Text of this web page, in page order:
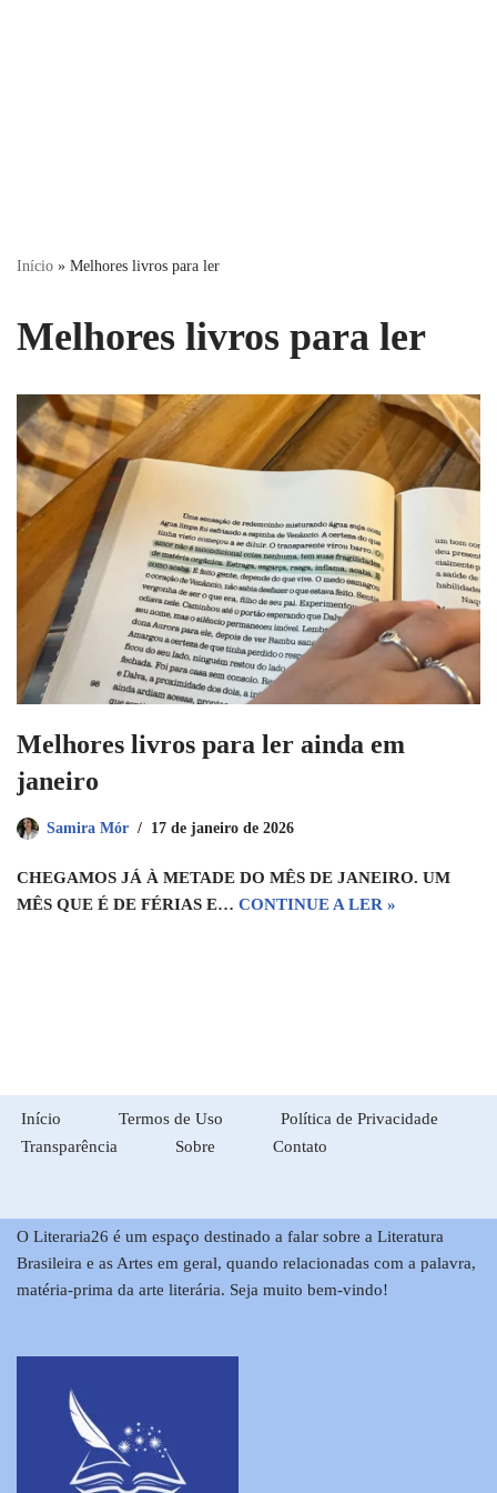
Início » Melhores livros para ler
Melhores livros para ler
Melhores livros para ler ainda em
janeiro
Samira Mór 17 de janeiro de 2026
CHEGAMOS JÁ À METADE DO MÊS DE JANEIRO. UM
MÊS QUE É DE FÉRIAS E… CONTINUE A LER »
Início Termos de Uso
Política de Privacidade
Transparência
Sobre Contato
O Literaria26 é um espaço destinado a falar sobre a Literatura
Brasileira e as Artes em geral, quando relacionadas com a palavra,
matéria-prima da arte literária. Seja muito bem-vindo!